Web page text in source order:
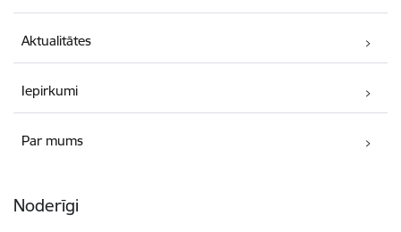
Aktualitātes
Iepirkumi
Par mums
Noderīgi